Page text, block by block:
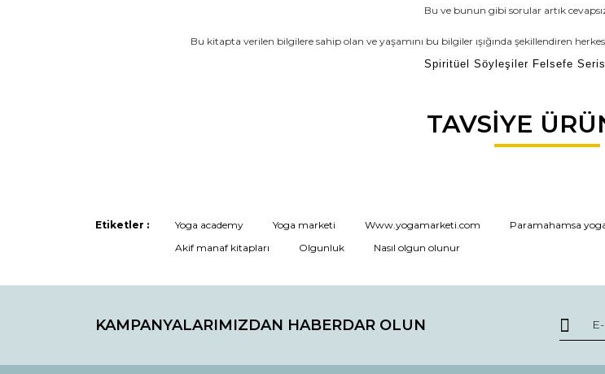
Bu ve bunun gibi sorular artık
Bu kitapta verilen bilgilere sahip olan ve yaşamını bu bilgiler ışığında şekillendiren
Spiritüel Söyleşiler Felsefe
Bu ürüne ilk yorumu siz
Bu ürünün fiyat bilgisi, resim, ürün açıklamalarında ve diğer konularda yetersiz gördüğünüz
Gönder /Send
TAVSİYE
Etiketler : Yoga academy Yoga marketi Www.yogamarketi.com Paramahamsa
Akif manaf kitapları
Olgunluk Nasıl olgun olunur
KAMPANYALARIMIZDAN HABERDAR OLUN